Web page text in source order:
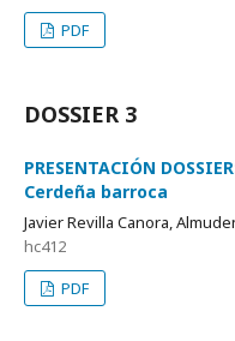
PDF
DOSSIER 3
PRESENTACIÓN
Cerdeña barroca
Javier Revilla Canora,
hc412
PDF